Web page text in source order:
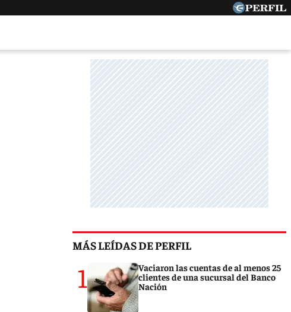
MÁS LEÍDAS DE PERFIL
1
Vaciaron las cuentas de al menos 25
clientes de una sucursal del Banco
Nación